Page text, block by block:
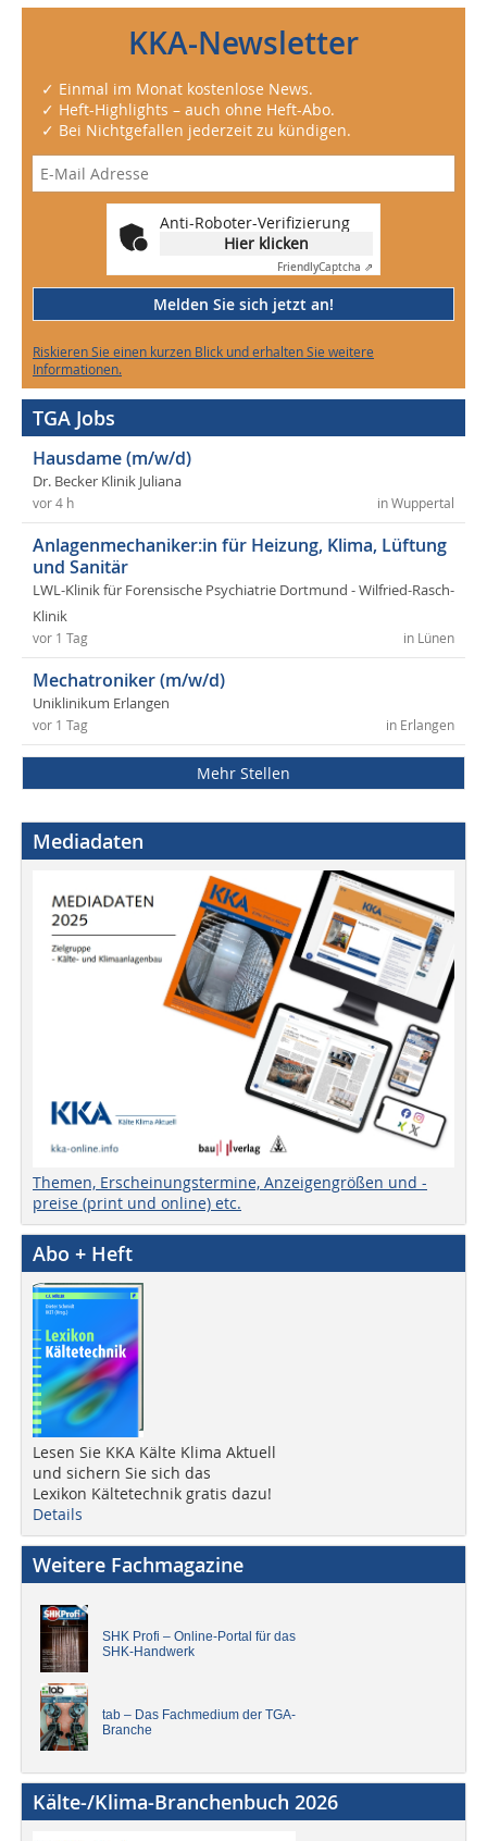
KKA-Newsletter
✓ Einmal im Monat kostenlose News.
✓ Heft-Highlights – auch ohne Heft-Abo.
✓ Bei Nichtgefallen jederzeit zu kündigen.
Anti-Roboter-Verifizierung
Hier klicken
FriendlyCaptcha ⇗
Melden Sie sich jetzt an!
Riskieren Sie einen kurzen Blick und erhalten Sie weitere
Informationen.
TGA Jobs
Hausdame (m/w/d)
Dr. Becker Klinik Juliana
in Wuppertal
vor 4 h
Anlagenmechaniker:in für Heizung, Klima, Lüftung
und Sanitär
LWL-Klinik für Forensische Psychiatrie Dortmund - Wilfried-Rasch-
Klinik
in Lünen
vor 1 Tag
Mechatroniker (m/w/d)
Uniklinikum Erlangen
in Erlangen
vor 1 Tag
Mehr Stellen
Mediadaten
Themen, Erscheinungstermine, Anzeigengrößen und -
preise (print und online) etc.
Abo + Heft
Lesen Sie KKA Kälte Klima Aktuell
und sichern Sie sich das
Lexikon Kältetechnik gratis dazu!
Details
Weitere Fachmagazine
SHK Profi – Online-Portal für das
SHK-Handwerk
tab – Das Fachmedium der TGA-
Branche
Kälte-/Klima-Branchenbuch 2026